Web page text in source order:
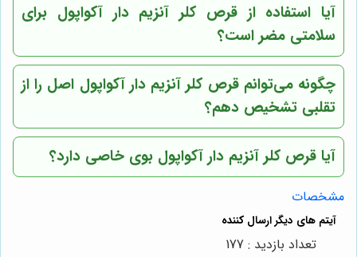
آیا استفاده از قرص کلر آنزیم دار آکواپول برای
سلامتی مضر است؟
چگونه می‌توانم قرص کلر آنزیم دار آکواپول اصل را از
تقلبی تشخیص دهم؟
آیا قرص کلر آنزیم دار آکواپول بوی خاصی دارد؟
مشخصات
تعداد بازدید : 177